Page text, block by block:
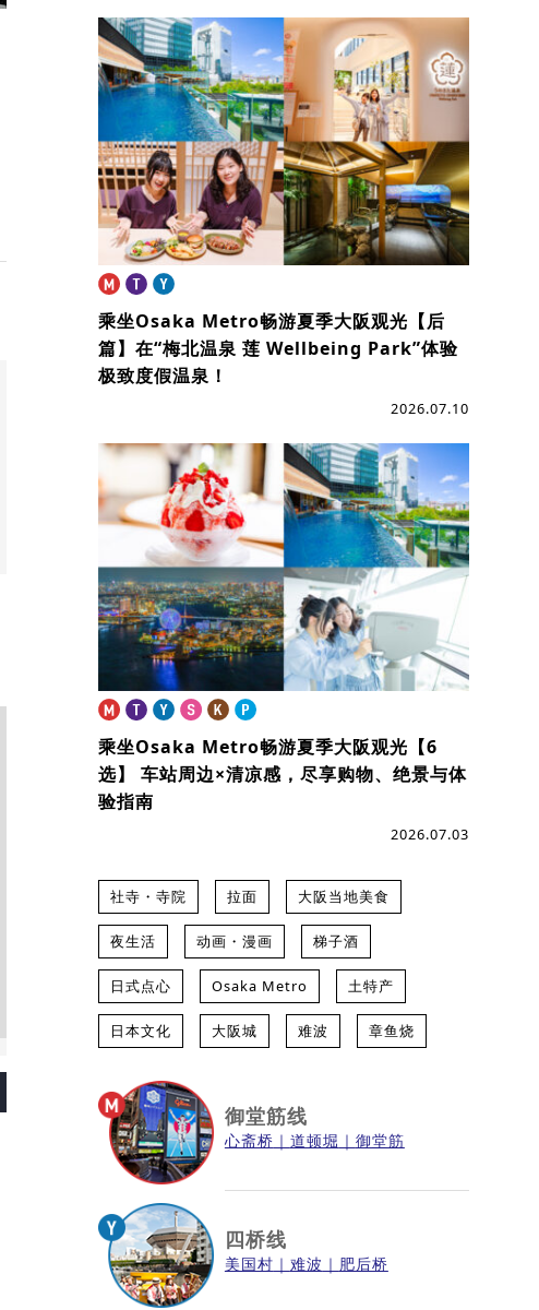
乘坐Osaka Metro畅游夏季大阪观光【后
篇】在“梅北温泉 莲 Wellbeing Park”体验
极致度假温泉！
2026.07.10
乘坐Osaka Metro畅游夏季大阪观光【6
选】
车站周边×清凉感，尽享购物、绝景与体
验指南
2026.07.03
社寺・寺院 拉面 大阪当地美食
夜生活 动画・漫画 梯子酒
日式点心 Osaka Metro 土特产
日本文化 大阪城 难波 章鱼烧
御堂筋线
心斋桥 道顿堀 御堂筋
四桥线
美国村 难波 肥后桥